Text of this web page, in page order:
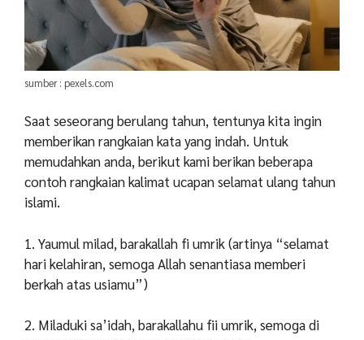
sumber : pexels.com
Saat seseorang berulang tahun, tentunya kita ingin
memberikan rangkaian kata yang indah. Untuk
memudahkan anda, berikut kami berikan beberapa
contoh rangkaian kalimat ucapan selamat ulang tahun
islami.
1. Yaumul milad, barakallah fi umrik (artinya “selamat
hari kelahiran, semoga Allah senantiasa memberi
berkah atas usiamu”)
2. Miladuki sa’idah, barakallahu fii umrik, semoga di